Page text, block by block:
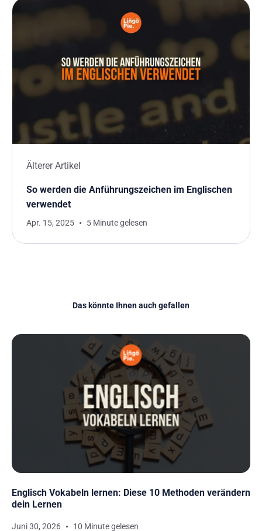
Älterer Artikel
So werden die Anführungszeichen im Englischen
verwendet
Apr. 15, 2025 5 Minute gelesen
Das könnte Ihnen auch gefallen
Englisch Vokabeln lernen: Diese 10 Methoden verändern
dein Lernen
Juni 30, 2026 10 Minute gelesen